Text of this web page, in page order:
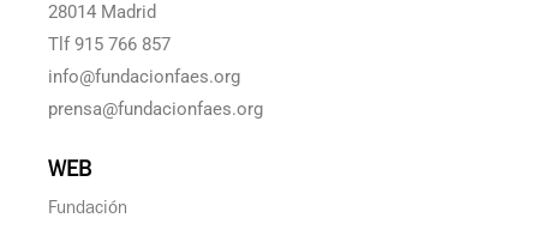
28014 Madrid
Tlf 915 766 857
info@fundacionfaes.org
prensa@fundacionfaes.org
WEB
Fundación